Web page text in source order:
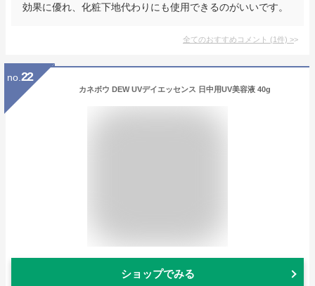
効果に優れ、化粧下地代わりにも使用できるのがいいです。
全てのおすすめコメント (1件) >
no. 22
カネボウ DEW UVデイエッセンス 日中用UV美容液 40g
ショップでみる